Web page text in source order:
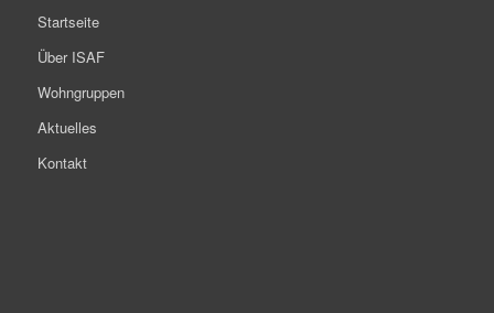
Startseite
Über ISAF
Wohngruppen
Aktuelles
Kontakt